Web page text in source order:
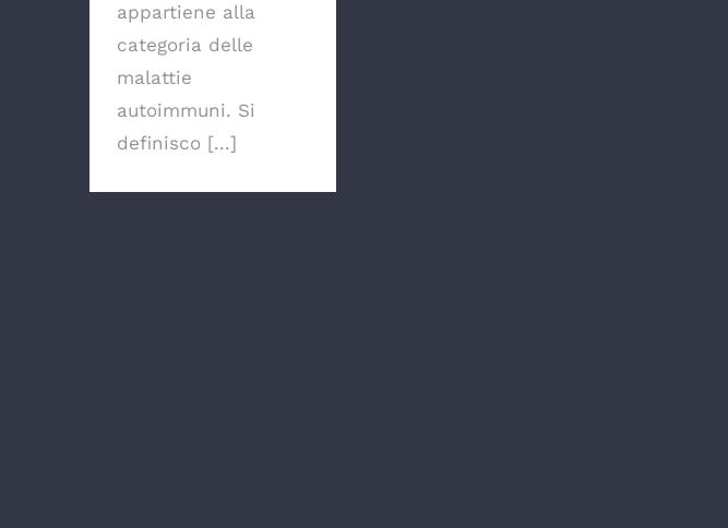
appartiene alla
categoria delle
malattie
autoimmuni. Si
definisco [...]